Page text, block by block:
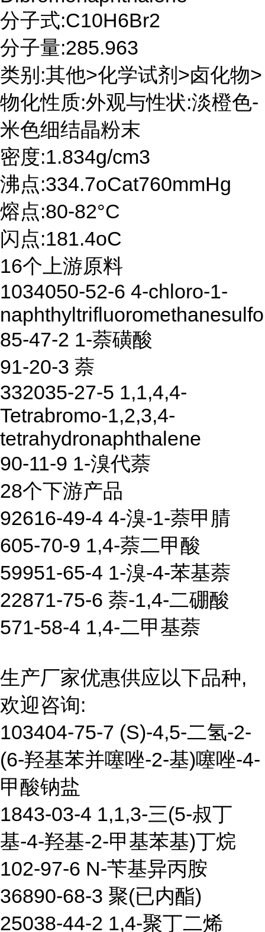
分子式:C10H6Br2
分子量:285.963
类别:其他>化学试剂>卤化物>
物化性质:外观与性状:淡橙色-
米色细结晶粉末
密度:1.834g/cm3
沸点:334.7oCat760mmHg
熔点:80-82°C
闪点:181.4oC
16个上游原料
1034050-52-6 4-chloro-1-
85-47-2 1-萘磺酸
91-20-3 萘
332035-27-5 1,1,4,4-
Tetrabromo-1,2,3,4-
tetrahydronaphthalene
90-11-9 1-溴代萘
28个下游产品
92616-49-4 4-溴-1-萘甲腈
605-70-9 1,4-萘二甲酸
59951-65-4 1-溴-4-苯基萘
22871-75-6 萘-1,4-二硼酸
571-58-4 1,4-二甲基萘
生产厂家优惠供应以下品种,
欢迎咨询:
103404-75-7 (S)-4,5-二氢-2-
(6-羟基苯并噻唑-2-基)噻唑-4-
甲酸钠盐
1843-03-4 1,1,3-三(5-叔丁
基-4-羟基-2-甲基苯基)丁烷
102-97-6 N-苄基异丙胺
36890-68-3 聚(已内酯)
25038-44-2 1,4-聚丁二烯